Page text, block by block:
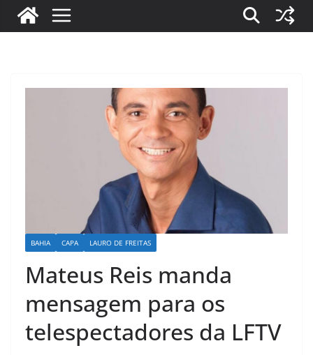
BAHIA CAPA LAURO DE FREITAS
Mateus Reis manda
mensagem para os
telespectadores da LFTV